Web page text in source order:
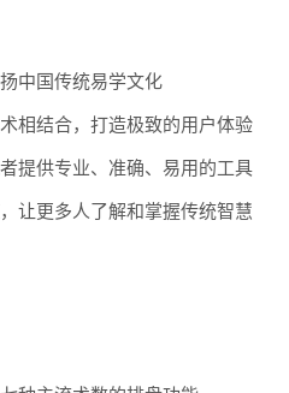
中国传统易学文化
相结合，打造极致的用户体验
提供专业、准确、易用的工具
让更多人了解和掌握传统智慧